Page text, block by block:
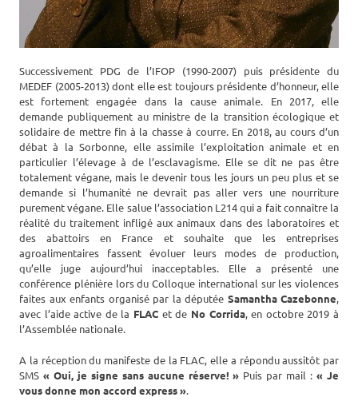
Successivement PDG de l’IFOP (1990-2007) puis présidente du
MEDEF (2005-2013) dont elle est toujours présidente d’honneur, elle
est fortement engagée dans la cause animale. En 2017, elle
demande publiquement au ministre de la transition écologique et
solidaire de mettre fin à la chasse à courre. En 2018, au cours d’un
débat à la Sorbonne, elle assimile l’exploitation animale et en
particulier l’élevage à de l’esclavagisme. Elle se dit ne pas être
totalement végane, mais le devenir tous les jours un peu plus et se
demande si l’humanité ne devrait pas aller vers une nourriture
purement végane. Elle salue l’association L214 qui a fait connaître la
réalité du traitement infligé aux animaux dans des laboratoires et
des abattoirs en France et souhaite que les entreprises
agroalimentaires fassent évoluer leurs modes de production,
qu’elle juge aujourd’hui inacceptables. Elle a présenté une
conférence plénière lors du Colloque international sur les violences
faites aux enfants organisé par la députée Samantha Cazebonne,
avec l’aide active de la FLAC et de No Corrida, en octobre 2019 à
l’Assemblée nationale.
A la réception du manifeste de la FLAC, elle a répondu aussitôt par
SMS « Oui, je signe sans aucune réserve! » Puis par mail :« Je
vous donne mon accord express ».